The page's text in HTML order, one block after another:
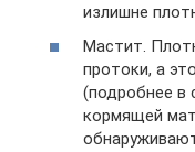
излишне
Мастит.
протоки, а
(подробнее в
кормящей